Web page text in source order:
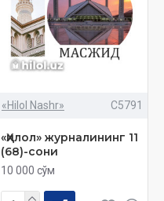
«Hilol Nashr» C5791
«Ҳилол» журналининг 11
(68)-сони
10 000 сўм